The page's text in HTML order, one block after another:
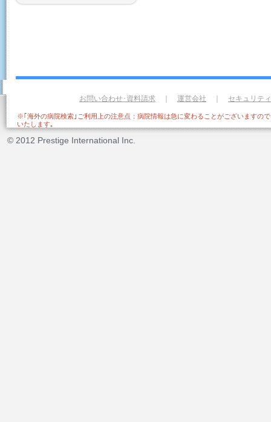
※｢海外の病院検索｣ご利用上の注意点：病院情報は急に変わることがございますの
いたします｡
お問い合わせ･資料請求 運営会社 セキュリテ
© 2012 Prestige International Inc.